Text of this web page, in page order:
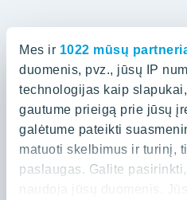
Mes ir 1022 mūsų
duomenis, pvz., jūsų IP
technologijas kaip
gautume prieigą prie jūsų
galėtume pateikti
matuoti skelbimus ir turinį,
paslaugas. Galite
naudoja jūsų duomenis.
Spaudos g. 7, LT-05132
+370 523 88 836
info@yit.lt